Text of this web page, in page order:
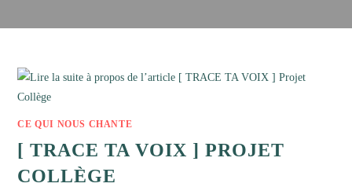
CE QUI NOUS CHANTE
[ TRACE TA VOIX ] PROJET
COLLÈGE